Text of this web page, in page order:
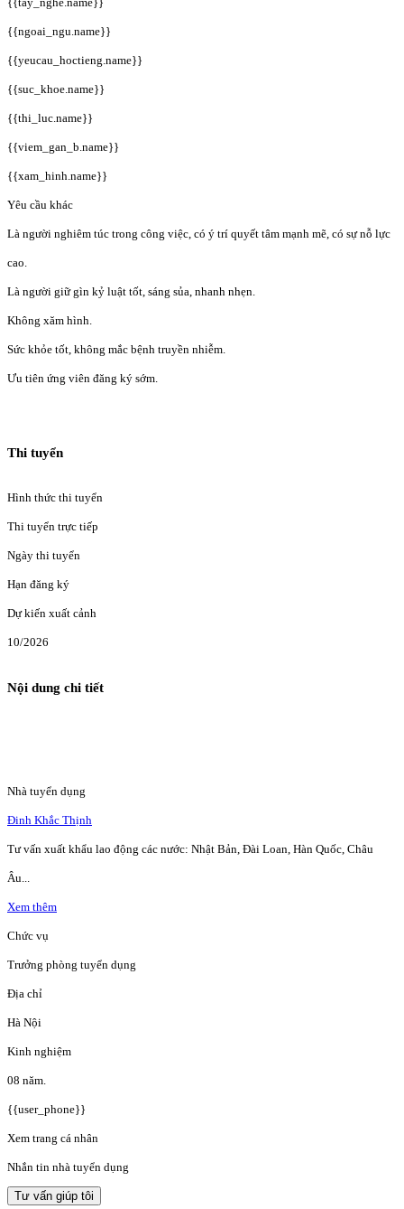
{{ngoai_ngu.name}}
{{yeucau_hoctieng.name}}
{{suc_khoe.name}}
{{thi_luc.name}}
{{viem_gan_b.name}}
{{xam_hinh.name}}
Yêu cầu khác
Là người nghiêm túc trong công việc, có ý trí quyết tâm mạnh mẽ, có sự nỗ lực
cao.
Là người giữ gìn kỷ luật tốt, sáng sủa, nhanh nhẹn.
Không xăm hình.
Sức khỏe tốt, không mắc bệnh truyền nhiễm.
Ưu tiên ứng viên đăng ký sớm.
Thi tuyển
Hình thức thi tuyển
Thi tuyển trực tiếp
Ngày thi tuyển
Hạn đăng ký
Dự kiến xuất cảnh
10/2026
Nội dung chi tiết
Nhà tuyển dụng
Đinh Khắc Thịnh
Tư vấn xuất khẩu lao động các nước: Nhật Bản, Đài Loan, Hàn Quốc, Châu
Âu...
Xem thêm
Chức vụ
Trưởng phòng tuyển dụng
Địa chỉ
Hà Nội
Kinh nghiệm
08 năm.
{{user_phone}}
Xem trang cá nhân
Nhắn tin nhà tuyển dụng
Tư vấn giúp tôi